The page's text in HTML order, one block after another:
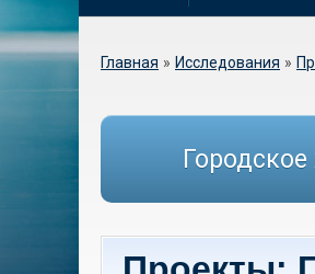
Вы здесь
Главная » Исследования »
Городское